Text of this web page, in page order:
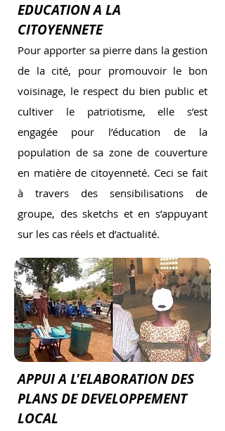
EDUCATION A LA
CITOYENNETE
Pour apporter sa pierre dans la gestion
de la cité, pour promouvoir le bon
voisinage, le respect du bien public et
cultiver le patriotisme, elle s’est
engagée pour l’éducation de la
population de sa zone de couverture
en matière de citoyenneté. Ceci se fait
à travers des sensibilisations de
groupe, des sketchs et en s’appuyant
sur les cas réels et d’actualité.
APPUI A L'ELABORATION DES
PLANS DE DEVELOPPEMENT
LOCAL